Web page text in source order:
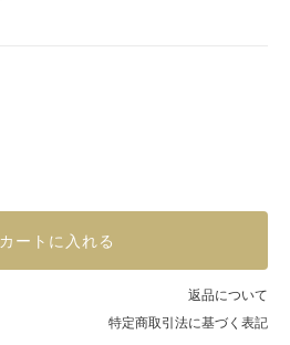
カートに入れる
返品について
特定商取引法に基づく表記